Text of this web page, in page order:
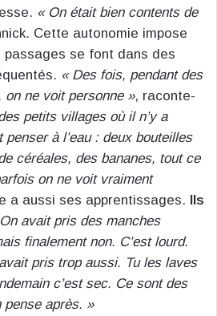
« On était bien contents de
Cette autonomie impose
passages se font dans des
« Des fois, pendant des
ne voit personne », raconte-
petits villages où il n’y a
à l’eau : deux bouteilles
céréales, des bananes, tout ce
on ne voit vraiment
a aussi ses apprentissages. Ils
avait pris des manches
finalement non. C’est lourd.
pris trop aussi. Tu les laves
c’est sec. Ce sont des
pense après. »